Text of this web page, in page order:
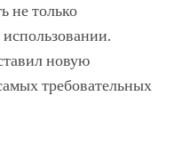
не только
новую
требовательных